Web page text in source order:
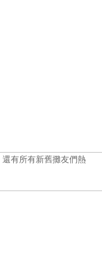
有所有新舊攤友們熱